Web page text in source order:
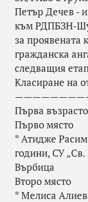
Петър Дечев -
към РДПБЗН-
за проявената
гражданска
следващия
Класиране на
Първа
Първо място
* Атидже
години, СУ
Върбица
Второ място
* Мелиса